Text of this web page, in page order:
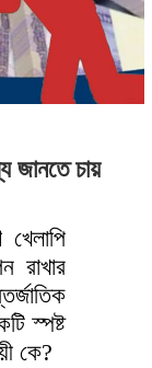
জানতে চায়
খেলাপি
রাখার
স্পষ্ট
কে?